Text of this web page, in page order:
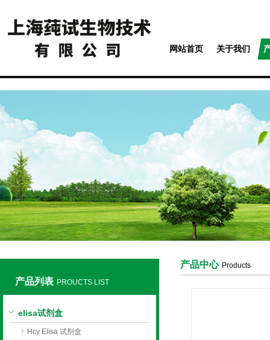
网站首页 关于我们
产品列表 PROUCTS LIST
elisa试剂盒
Hcy Elisa 试剂盒
产品中心 Products